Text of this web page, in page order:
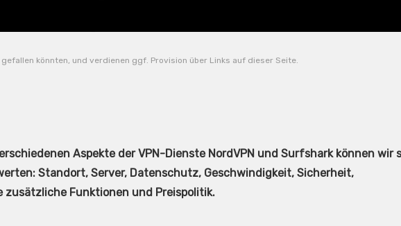
könnten, und verdienen ggf. Provision über Links auf dieser Seite.
Aspekte der VPN-Dienste NordVPN und Surfshark können wir
Standort, Server, Datenschutz, Geschwindigkeit, Sicherheit,
Funktionen und Preispolitik.